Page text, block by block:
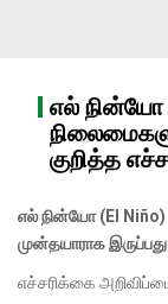
எல் நின்யோ
குறித்த
எல் நின்யோ (El
முன்தயாராக இருப்பது
எச்சரிக்கை